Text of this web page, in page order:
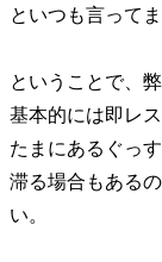
といつも言ってま
ということで、
基本的には即レ
たまにあるぐっ
滞る場合もある
い。